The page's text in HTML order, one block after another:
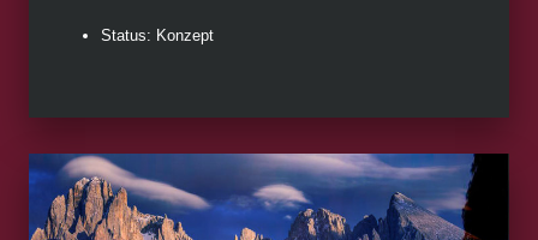
Status: Konzept